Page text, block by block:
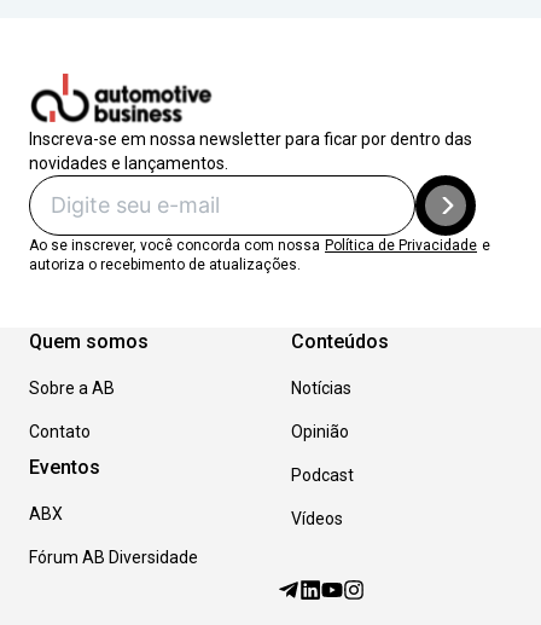
Inscreva-se em nossa newsletter para ficar por dentro das
novidades e lançamentos.
Ao se inscrever, você concorda com nossa Política de Privacidade e
autoriza o recebimento de atualizações.
Quem somos
Sobre a AB
Contato
Eventos
ABX
Fórum AB Diversidade
Conteúdos
Notícias
Opinião
Podcast
Vídeos